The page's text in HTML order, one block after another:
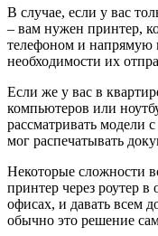
В случае, если у вас
– вам нужен принтер,
телефоном и напрямую
необходимости их
Если же у вас в
компьютеров или
рассматривать модели
мог распечатывать
Некоторые сложности
принтер через роутер
офисах, и давать всем
обычно это решение